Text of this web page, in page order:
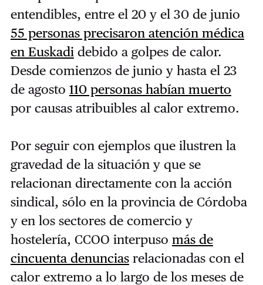
entendibles, entre el 20 y el 30 de junio
55 personas precisaron atención médica
en Euskadi debido a golpes de calor.
Desde comienzos de junio y hasta el 23
de agosto 110 personas habían muerto
por causas atribuibles al calor extremo.
Por seguir con ejemplos que ilustren la
gravedad de la situación y que se
relacionan directamente con la acción
sindical, sólo en la provincia de Córdoba
y en los sectores de comercio y
hostelería, CCOO interpuso más de
cincuenta denunciasrelacionadas con el
calor extremo a lo largo de los meses de